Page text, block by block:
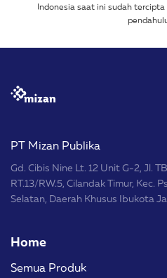
Indonesia saat ini sudah
PT Mizan Publika
Gd. Cibis Nine Lt. 12 Unit G-2, Jl.
RT.13/RW.5, Cilandak Timur, Kec.
Selatan, Daerah Khusus Ibukota
Home
Semua Produk